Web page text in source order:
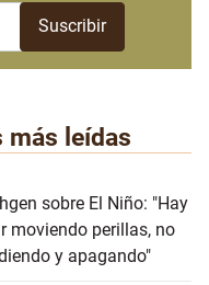
más leídas
sobre El Niño: "Hay
moviendo perillas, no
y apagando"